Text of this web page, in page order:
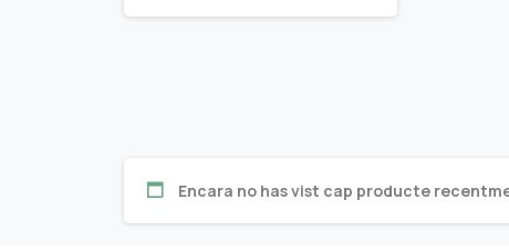
Encara no has vist cap producte